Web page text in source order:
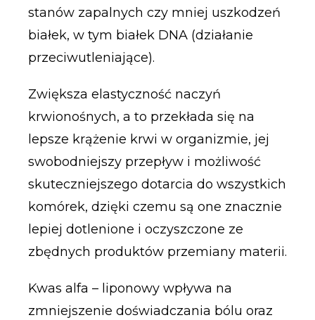
stanów zapalnych czy mniej uszkodzeń
białek, w tym białek DNA (działanie
przeciwutleniające).
Zwiększa elastyczność naczyń
krwionośnych, a to przekłada się na
lepsze krążenie krwi w organizmie, jej
swobodniejszy przepływ i możliwość
skuteczniejszego dotarcia do wszystkich
komórek, dzięki czemu są one znacznie
lepiej dotlenione i oczyszczone ze
zbędnych produktów przemiany materii.
Kwas alfa – liponowy wpływa na
zmniejszenie doświadczania bólu oraz